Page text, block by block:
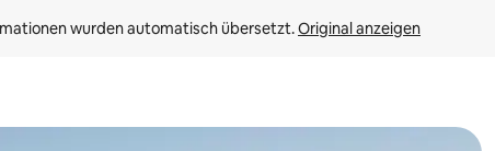
wurden automatisch übersetzt. Original anzeigen